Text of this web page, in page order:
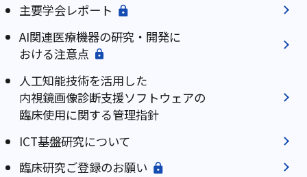
主要学会レポート
AI関連医療機器の研究・開発に
おける注意点
人工知能技術を活用した
内視鏡画像診断支援ソフトウェアの
臨床使用に関する管理指針
ICT基盤研究について
臨床研究ご登録のお願い